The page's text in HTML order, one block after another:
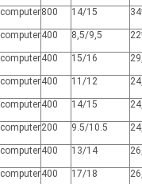
computer800 14/15
computer400 8,5/9,5
computer400 15/16
computer400 11/12
computer400 14/15
computer200 9.5/10.5
computer400 13/14
computer400 17/18